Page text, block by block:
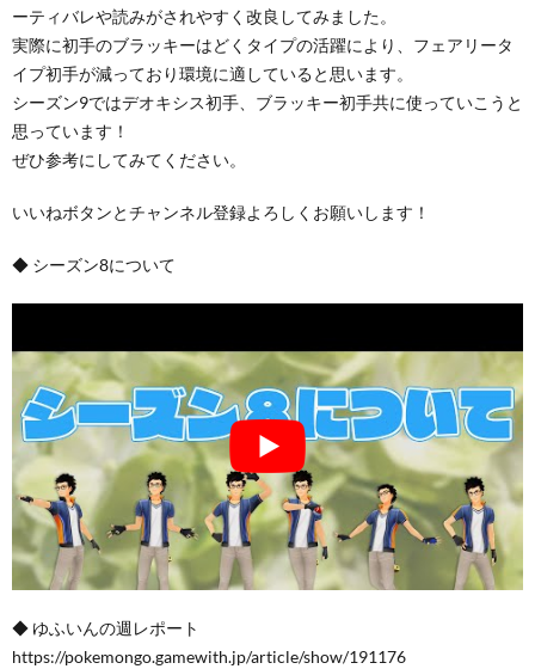
ーティバレや読みがされやすく改良してみました。
実際に初手のブラッキーはどくタイプの活躍により、フェアリータ
イプ初手が減っており環境に適していると思います。
シーズン9ではデオキシス初手、ブラッキー初手共に使っていこうと
思っています！
ぜひ参考にしてみてください。
いいねボタンとチャンネル登録よろしくお願いします！
◆ シーズン8について
◆ ゆふいんの週レポート
https://pokemongo.gamewith.jp/article/show/191176